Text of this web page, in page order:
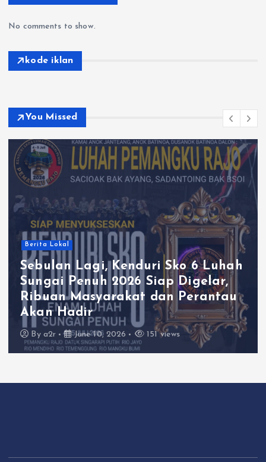
No comments to show.
kode iklan
You Missed
Berita Lokal
Sebulan Lagi, Kenduri Sko 6 Luhah
Sungai Penuh 2026 Siap Digelar,
Ribuan Masyarakat dan Perantau
Akan Hadir
By a2r June 10, 2026 151 views